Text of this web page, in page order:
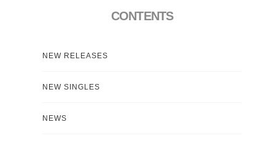
CONTENTS
NEW RELEASES
NEW SINGLES
NEWS